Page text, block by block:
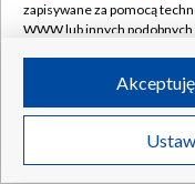
System NOS
Informacje o
Program dla prasy
Ogłoszenie
©2026
zapisywane za pomocą
WWW lub innych
ruchu w Internecie.
Twoje dane osobowe
poszczególnych serwisów